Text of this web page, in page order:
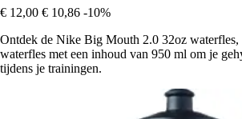
€ 12,00 € 10,86 -10%
Ontdek de Nike Big Mouth 2.0 32oz waterfles,
waterfles met een inhoud van 950 ml om je
tijdens je trainingen.